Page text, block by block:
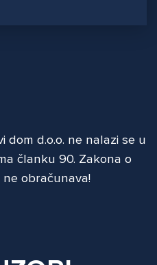
dom d.o.o. ne nalazi se u
članku 90. Zakona o
ne obračunava!